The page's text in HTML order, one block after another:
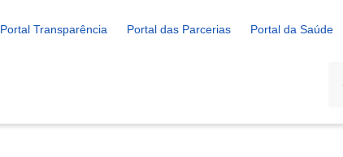
Portal Transparência Portal das Parcerias Portal da Saúde